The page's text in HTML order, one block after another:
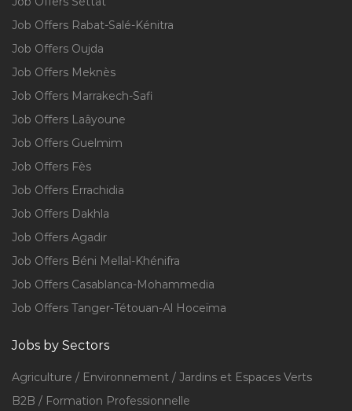
Job Offers Rabat-Salé-Kénitra
Job Offers Oujda
Job Offers Meknès
Job Offers Marrakech-Safi
Job Offers Laâyoune
Job Offers Guelmim
Job Offers Fès
Job Offers Errachidia
Job Offers Dakhla
Job Offers Agadir
Job Offers Béni Mellal-Khénifra
Job Offers Casablanca-Mohammedia
Job Offers Tanger-Tétouan-Al Hoceïma
Jobs by Sectors
Agriculture / Environnement / Jardins et Espaces Verts
B2B / Formation Professionnelle